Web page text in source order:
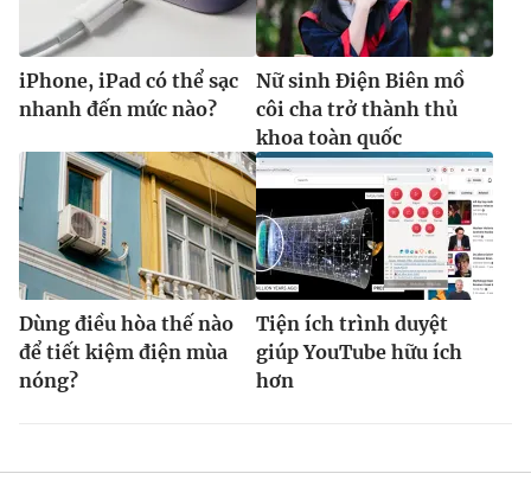
iPhone, iPad có thể sạc
nhanh đến mức nào?
Nữ sinh Điện Biên mồ
côi cha trở thành thủ
khoa toàn quốc
Dùng điều hòa thế nào
để tiết kiệm điện mùa
nóng?
Tiện ích trình duyệt
giúp YouTube hữu ích
hơn